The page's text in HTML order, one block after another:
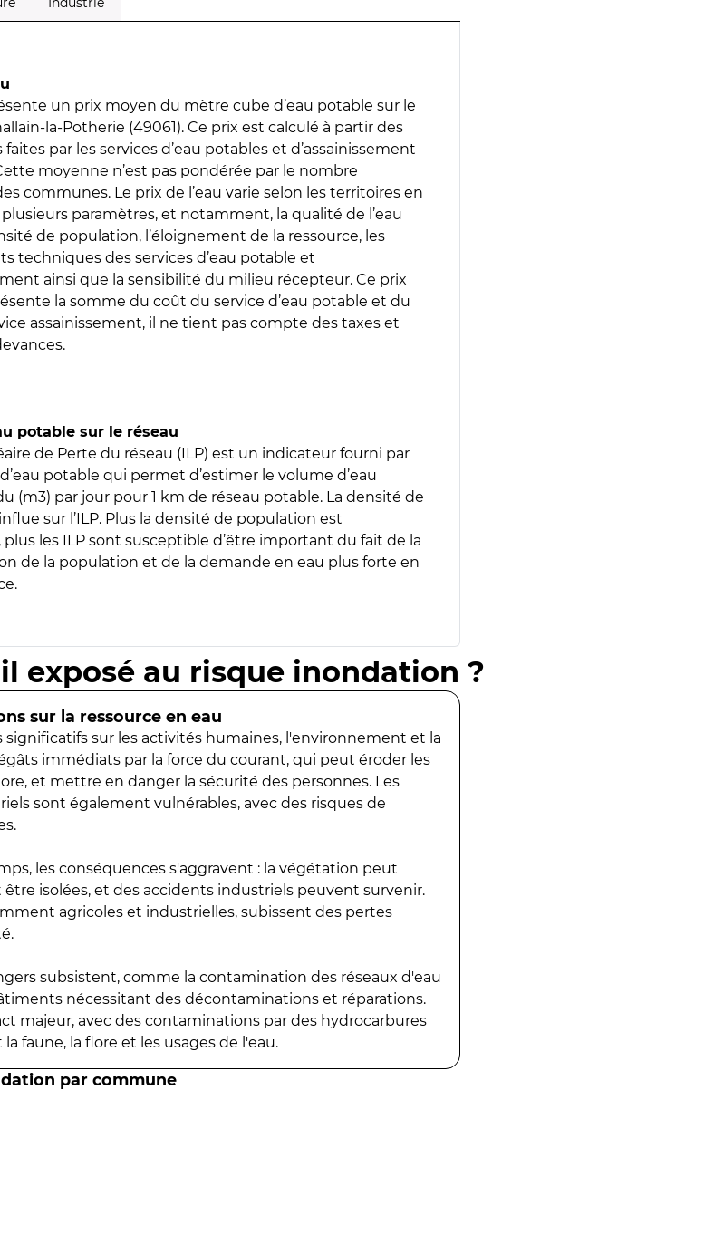
un prix moyen du mètre cube d’eau potable sur le
la-Potherie (49061). Ce prix est calculé à partir des
par les services d’eau potables et d’assainissement
moyenne n’est pas pondérée par le nombre
communes. Le prix de l’eau varie selon les territoires en
paramètres, et notamment, la qualité de l’eau
de population, l’éloignement de la ressource, les
techniques des services d’eau potable et
ainsi que la sensibilité du milieu récepteur. Ce prix
la somme du coût du service d’eau potable et du
assainissement, il ne tient pas compte des taxes et
potable sur le réseau
de Perte du réseau (ILP) est un indicateur fourni par
d’eau potable qui permet d’estimer le volume d’eau
(m3) par jour pour 1 km de réseau potable. La densité de
sur l’ILP. Plus la densité de population est
les ILP sont susceptible d’être important du fait de la
de la population et de la demande en eau plus forte en
exposé au risque inondation ?
sur la ressource en eau
sur les activités humaines, l'environnement et la
immédiats par la force du courant, qui peut éroder les
et mettre en danger la sécurité des personnes. Les
sont également vulnérables, avec des risques de
les conséquences s'aggravent : la végétation peut
isolées, et des accidents industriels peuvent survenir.
agricoles et industrielles, subissent des pertes
subsistent, comme la contamination des réseaux d'eau
nécessitant des décontaminations et réparations.
majeur, avec des contaminations par des hydrocarbures
faune, la flore et les usages de l'eau.
par commune